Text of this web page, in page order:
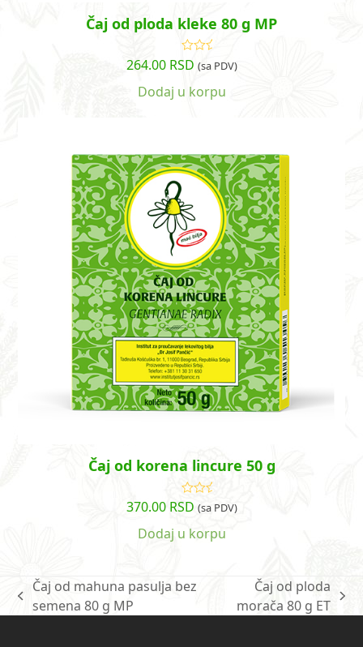
Čaj od ploda kleke 80 g MP
Ocenjeno
sa4.00
264.00 RSD (sa PDV)
Dodaj u korpu
Čaj od korena lincure 50 g
Ocenjeno
sa5.00od
370.00 RSD (sa PDV)
Dodaj u korpu
previous
Čaj od mahuna pasulja bez
semena 80 g MP
next
Čaj od ploda
morača 80 g ET